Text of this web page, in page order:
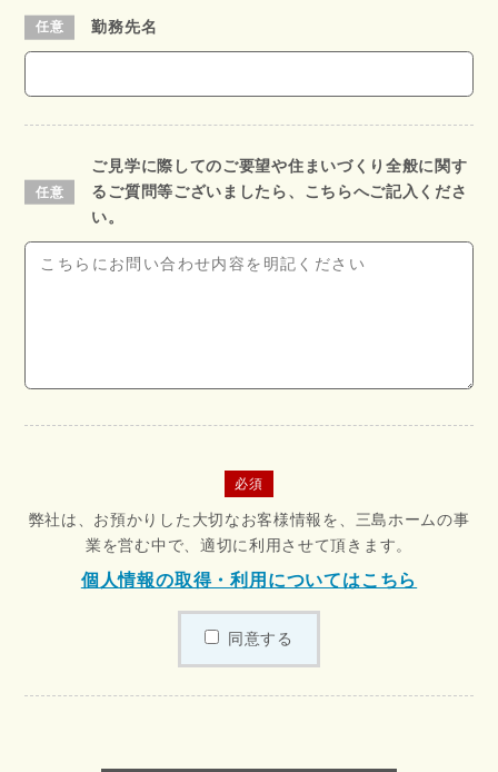
勤務先名
ご見学に際してのご要望や住まいづくり全般に関す
るご質問等ございましたら、こちらへご記入くださ
い。
必須
弊社は、お預かりした大切なお客様情報を、三島ホームの事
業を営む中で、適切に利用させて頂きます。
個人情報の取得・利用についてはこちら
同意する